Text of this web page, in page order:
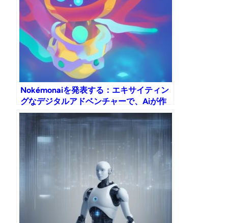
Nokémonaiを発表する：エキサイティン
グなデジタルアドベンチャーで、Aiが作
った生き物を発見して作成してくださ
い！